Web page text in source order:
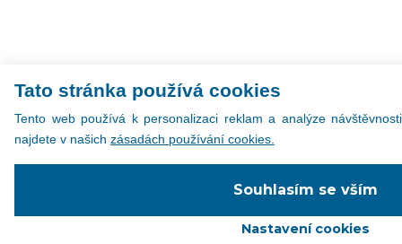
Tato stránka používá cookies
Tento web používá k personalizaci reklam a analýze
najdete v našich zásadách používání cookies.
Souhlasím se vším
Nastavení cookies